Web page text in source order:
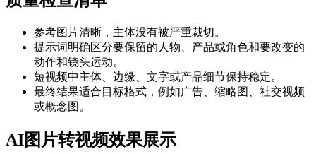
参考图片清晰，主体没有被严重裁切。
提示词明确区分要保留的人物、产品或角色和要改变的
动作和镜头运动。
短视频中主体、边缘、文字或产品细节保持稳定。
最终结果适合目标格式，例如广告、缩略图、社交视频
或概念图。
AI图片转视频效果展示